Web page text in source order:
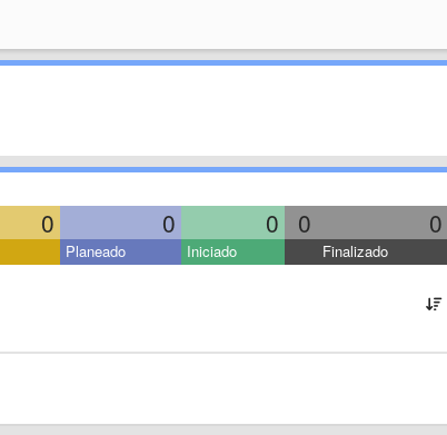
0 0 0 0 0
Planeado Iniciado Finalizado